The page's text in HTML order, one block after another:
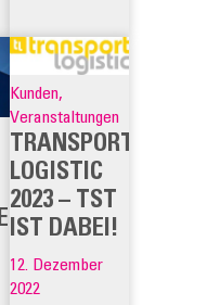
Kunden,
Veranstaltungen
TRANSPORT
LOGISTIC
2023 – TST
IST DABEI!
12. Dezember
2022